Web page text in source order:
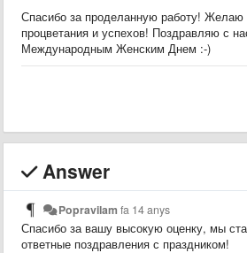
Спасибо за проделанную работу!
процветания и успехов! Поздравляю с
Международным Женским Днем :-)
Answer
Popravilam fa 14 anys
Спасибо за вашу высокую оценку, мы
ответные поздравления с праздником!